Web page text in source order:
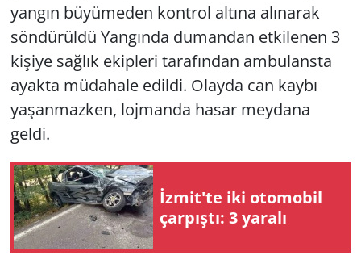
yangın büyümeden kontrol altına alınarak
söndürüldü Yangında dumandan etkilenen 3
kişiye sağlık ekipleri tarafından ambulansta
ayakta müdahale edildi. Olayda can kaybı
yaşanmazken, lojmanda hasar meydana
geldi.
İzmit'te iki otomobil
çarpıştı: 3 yaralı